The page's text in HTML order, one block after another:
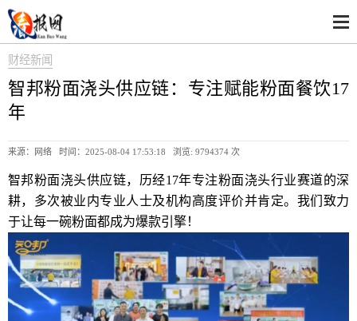
财经新闻
智邦粉面浇头供应链：专注赋能粉面餐饮17
年
来源：网络 时间：2025-08-04 17:53:18 浏览: 9794374 次
智邦粉面浇头供应链，历经17年专注粉面浇头行业赛道的深
耕，多次被业内专业人士及机构高度评价并肯定。我们致力
于让每一碗粉面都成为爆款引擎！